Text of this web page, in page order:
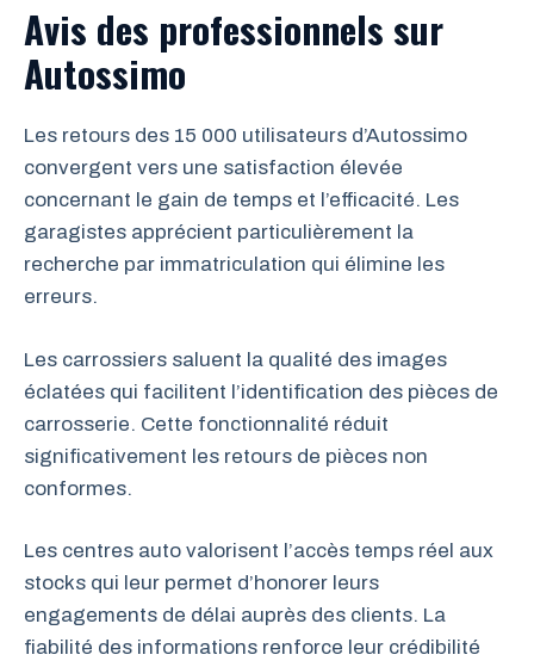
Avis des professionnels sur
Autossimo
Les retours des 15 000 utilisateurs d’Autossimo
convergent vers une satisfaction élevée
concernant le gain de temps et l’efficacité. Les
garagistes apprécient particulièrement la
recherche par immatriculation qui élimine les
erreurs.
Les carrossiers saluent la qualité des images
éclatées qui facilitent l’identification des pièces de
carrosserie. Cette fonctionnalité réduit
significativement les retours de pièces non
conformes.
Les centres auto valorisent l’accès temps réel aux
stocks qui leur permet d’honorer leurs
engagements de délai auprès des clients. La
fiabilité des informations renforce leur crédibilité